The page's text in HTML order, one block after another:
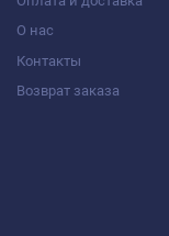
О нас
Контакты
Возврат заказа